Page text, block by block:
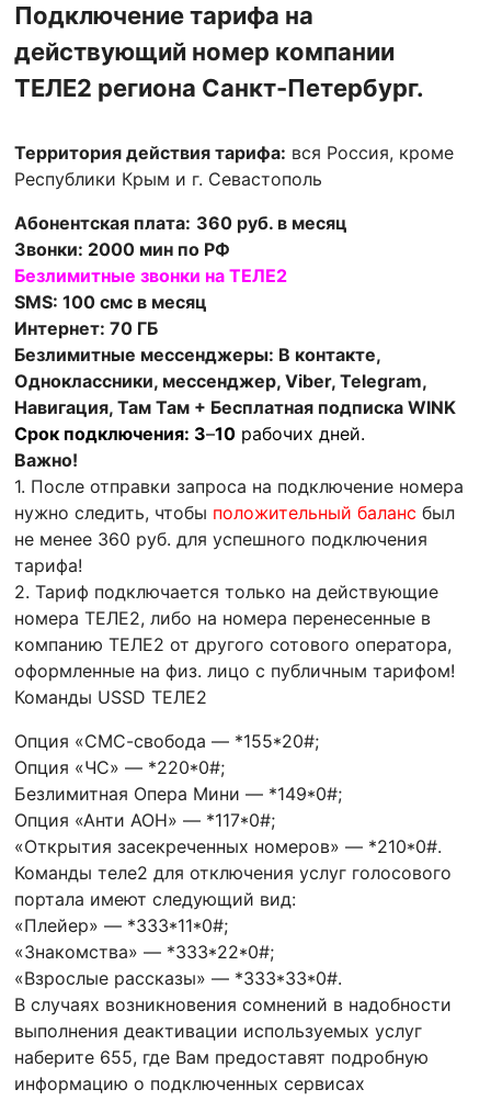
Подключение тарифа на
действующий номер компании
ТЕЛЕ2 региона Санкт-Петербург.
Территория действия тарифа: вся Россия, кроме
Республики Крым и г. Севастополь
Абонентская плата: 360 руб. в месяц
Звонки: 2000 мин по РФ
Безлимитные звонки на ТЕЛЕ2
SMS: 100 смс в месяц
Интернет: 70 ГБ
Безлимитные мессенджеры: В контакте,
Одноклассники, мессенджер, Viber, Telegram,
Навигация, Там Там + Бесплатная подписка WINK
Срок подключения: 3–10 рабочих дней.
Важно!
1. После отправки запроса на подключение номера
нужно следить, чтобы положительный баланс был
не менее 360 руб. для успешного подключения
тарифа!
2. Тариф подключается только на действующие
номера ТЕЛЕ2, либо на номера перенесенные в
компанию ТЕЛЕ2 от другого сотового оператора,
оформленные на физ. лицо с публичным тарифом!
Команды USSD ТЕЛЕ2
Опция «СМС-свобода — *155*20#;
Опция «ЧС» — *220*0#;
Безлимитная Опера Мини — *149*0#;
Опция «Анти АОН» — *117*0#;
«Открытия засекреченных номеров» — *210*0#.
Команды теле2 для отключения услуг голосового
портала имеют следующий вид:
«Плейер» — *333*11*0#;
«Знакомства» — *333*22*0#;
«Взрослые рассказы» — *333*33*0#.
В случаях возникновения сомнений в надобности
выполнения деактивации используемых услуг
наберите 655, где Вам предоставят подробную
информацию о подключенных сервисах